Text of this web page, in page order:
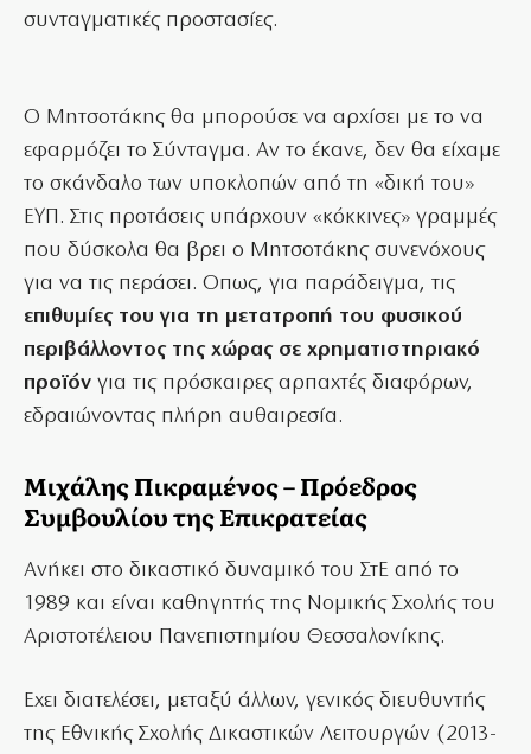
συνταγματικές προστασίες.
Ο Μητσοτάκης θα μπορούσε να αρχίσει με το να
εφαρμόζει το Σύνταγμα. Αν το έκανε, δεν θα είχαμε
το σκάνδαλο των υποκλοπών από τη «δική του»
ΕΥΠ. Στις προτάσεις υπάρχουν «κόκκινες» γραμμές
που δύσκολα θα βρει ο Μητσοτάκης συνενόχους
για να τις περάσει. Οπως, για παράδειγμα, τις
επιθυμίες του για τη μετατροπή του φυσικού
περιβάλλοντος της χώρας σε χρηματιστηριακό
προϊόν για τις πρόσκαιρες αρπαχτές διαφόρων,
εδραιώνοντας πλήρη αυθαιρεσία.
Μιχάλης Πικραμένος – Πρόεδρος
Συμβουλίου της Επικρατείας
Ανήκει στο δικαστικό δυναμικό του ΣτΕ από το
1989 και είναι καθηγητής της Νομικής Σχολής του
Αριστοτέλειου Πανεπιστημίου Θεσσαλονίκης.
Εχει διατελέσει, μεταξύ άλλων, γενικός διευθυντής
της Εθνικής Σχολής Δικαστικών Λειτουργών (2013-